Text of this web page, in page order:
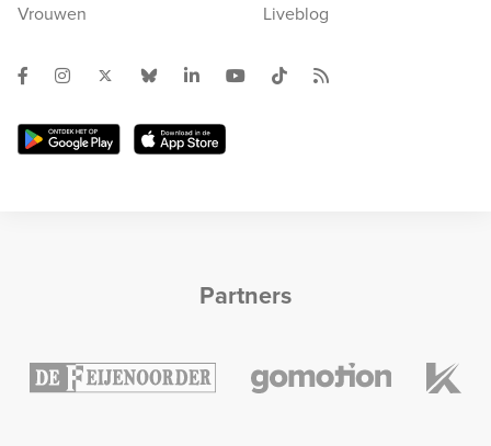
Vrouwen
Liveblog
Partners